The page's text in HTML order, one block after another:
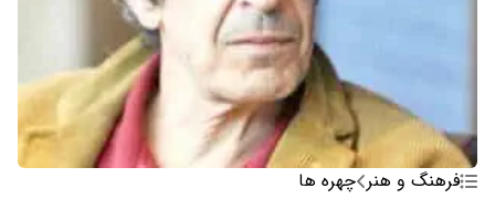
فرهنگ و هنر چهره ها